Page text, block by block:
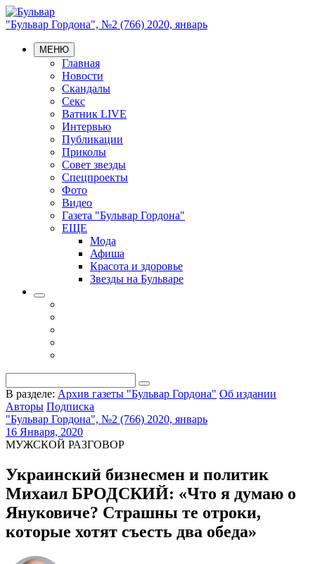
"Бульвар Гордона", №2 (766) 2020, январь
МЕНЮ
Главная
Новости
Скандалы
Секс
Ватник LIVE
Интервью
Публикации
Приколы
Совет звезды
Спецпроекты
Фото
Видео
Газета "Бульвар Гордона"
ЕЩЕ
Мода
Афиша
Красота и здоровье
Звезды на Бульваре
В разделе: Архив газеты "Бульвар Гордона" Об издании
Авторы Подписка
"Бульвар Гордона", №2 (766) 2020, январь
16 Января, 2020
МУЖСКОЙ РАЗГОВОР
Украинский бизнесмен и политик
Михаил БРОДСКИЙ: «Что я думаю о
Януковиче? Страшны те отроки,
которые хотят съесть два обеда»